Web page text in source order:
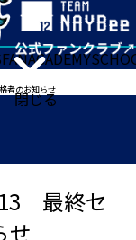
閉じる
FANACADEMY
者のお知らせ
最終セ
せ